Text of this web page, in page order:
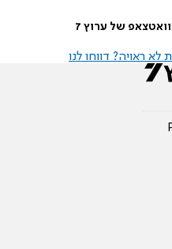
של ערוץ 7
ראויה? דווחו לנו